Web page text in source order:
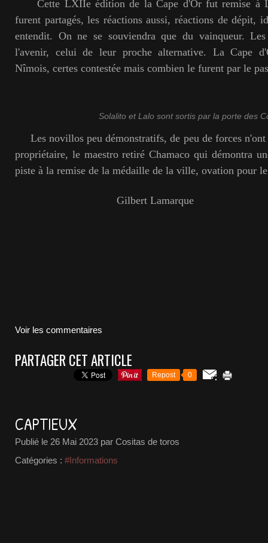
Cette LXIIe édition de la Cape d'Or fut remise à
furent partagés, les réactions aussi, réactions de dépit,
entendit. On ne se souviendra que du vainqueur.
l'avenir, celui de leur proche alternative. La Cape
Nîmois, certes contestée mais combien le furent par le
Solalito et Lalo sont sortis par la porte des
Les novillos peu démonstratifs, de peu de forces n'ont
propriétaire, le maestro retiré Chamaco qui démontra
piste à la remise de la médaille de la ville, ovation pour
Gilbert Lamarque
Voir les commentaires
PARTAGER CET ARTICLE
Repost 0
CAPTIEUX
Publié le 26 Mai 2023 par Cositas de toros
Catégories : #Informations